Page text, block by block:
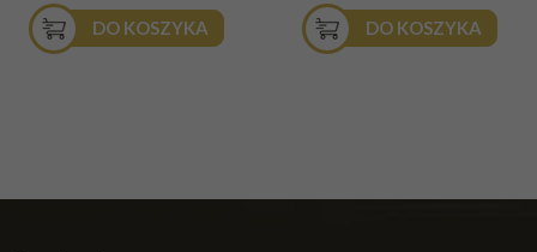
DO KOSZYKA DO KOSZYKA